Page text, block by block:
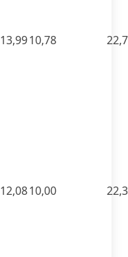
13,9910,78
12,0810,00